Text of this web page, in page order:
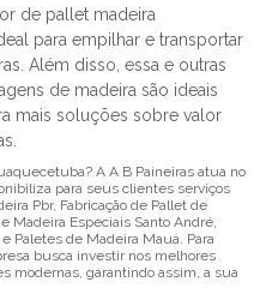
de pallet madeira
para empilhar e transportar
Além disso, essa e outras
de madeira são ideais
mais soluções sobre valor
A A B Paineiras atua no
para seus clientes serviços
Pbr, Fabricação de Pallet de
Madeira Especiais Santo André,
Paletes de Madeira Mauá. Para
busca investir nos melhores
modernas, garantindo assim, a sua